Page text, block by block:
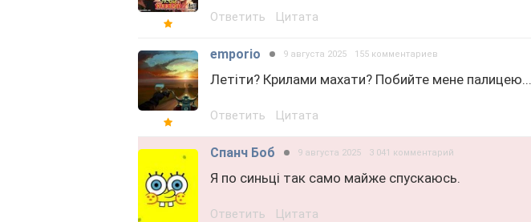
Ответить Цитата
emporio 9 августа 2025 155 комментариев
Летіти? Крилами махати? Побийте мене палицею...
Ответить Цитата
Спанч Боб 9 августа 2025 3 041 комментарий
Я по синьці так само майже спускаюсь.
Ответить Цитата